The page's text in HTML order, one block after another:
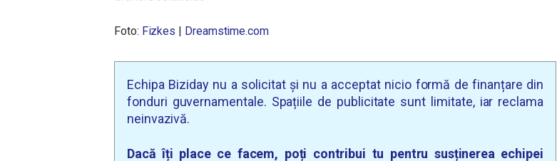
Foto: Fizkes | Dreamstime.com
Echipa Biziday nu a solicitat și nu a acceptat nicio formă de finanțare din
fonduri guvernamentale. Spațiile de publicitate sunt limitate, iar reclama
neinvazivă.
Dacă îți place ce facem, poți contribui tu pentru susținerea echipei